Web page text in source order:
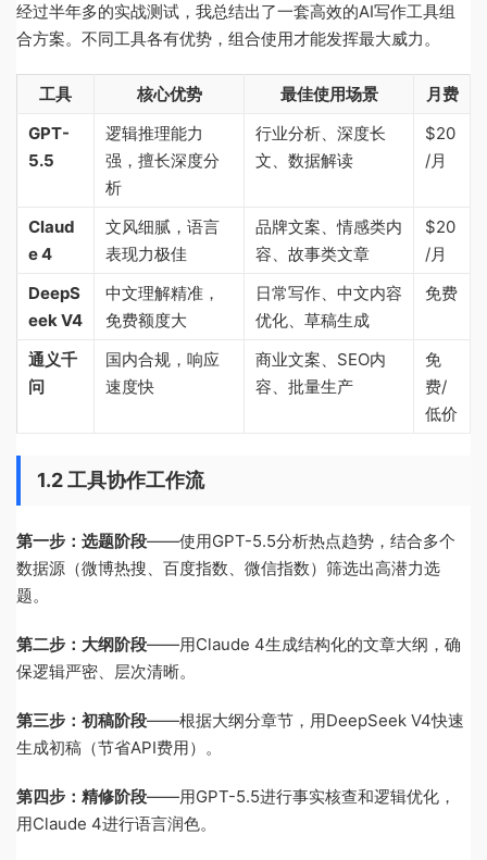
经过半年多的实战测试，我总结出了一套高效的AI写作工具组
合方案。不同工具各有优势，组合使用才能发挥最大威力。
工具 核心优势 最佳使用场景
月费
GPT-
5.5
逻辑推理能力
强，擅长深度分
析
行业分析、深度长
文、数据解读
$20
/月
Claud
e 4
文风细腻，语言
表现力极佳
品牌文案、情感类内
容、故事类文章
$20
/月
DeepS
eek V4
中文理解精准，
免费额度大
日常写作、中文内容
优化、草稿生成
免费
通义千
问
国内合规，响应
速度快
商业文案、SEO内
容、批量生产
免
费/
低价
1.2 工具协作工作流
第一步：选题阶段——使用GPT-5.5分析热点趋势，结合多个
数据源（微博热搜、百度指数、微信指数）筛选出高潜力选
题。
第二步：大纲阶段——用Claude 4生成结构化的文章大纲，确
保逻辑严密、层次清晰。
第三步：初稿阶段——根据大纲分章节，用DeepSeek V4快速
生成初稿（节省API费用）。
第四步：精修阶段——用GPT-5.5进行事实核查和逻辑优化，
用Claude 4进行语言润色。